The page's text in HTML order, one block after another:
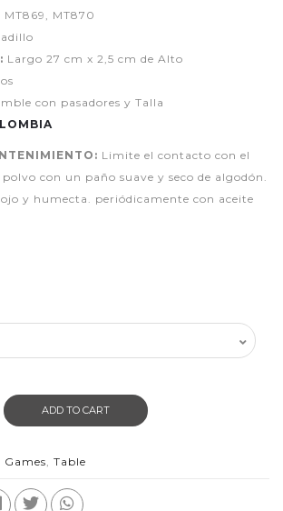
MT869, MT870
Largo 27 cm x 2,5 cm de Alto
con pasadores y Talla
Limite el contacto con el
con un paño suave y seco de algodón.
y humecta. periódicamente con aceite
ADD TO CART
Games, Table